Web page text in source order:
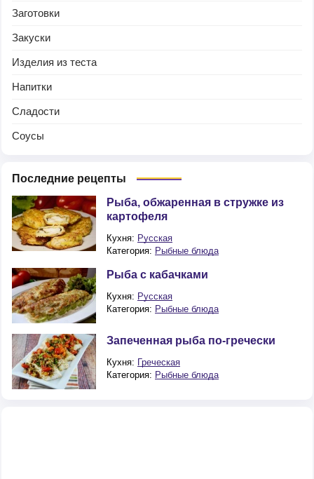
Заготовки
Закуски
Изделия из теста
Напитки
Сладости
Соусы
Последние рецепты
Рыба, обжаренная в стружке из
картофеля
Кухня: Русская
Категория: Рыбные блюда
Рыба с кабачками
Кухня: Русская
Категория: Рыбные блюда
Запеченная рыба по-гречески
Кухня: Греческая
Категория: Рыбные блюда